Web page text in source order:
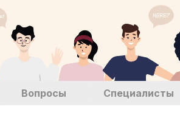
Вопросы Специалисты